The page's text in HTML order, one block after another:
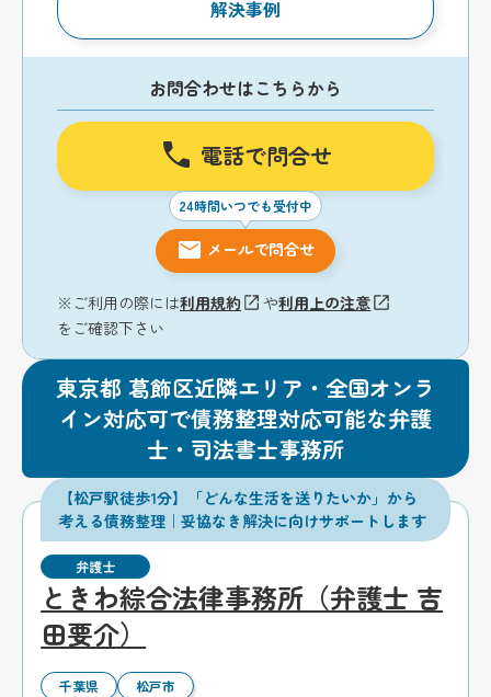
解決事例
お問合わせはこちらから
電話で問合せ
24時間いつでも受付中
メールで問合せ
※ご利用の際には利用規約 や利用上の注意
をご確認下さい
東京都 葛飾区近隣エリア・全国オンラ
イン対応可で債務整理対応可能な弁護
士・司法書士事務所
【松戸駅徒歩1分】「どんな生活を送りたいか」から
考える債務整理｜妥協なき解決に向けサポートします
弁護士
ときわ綜合法律事務所（弁護士 吉
田要介）
千葉県 松戸市